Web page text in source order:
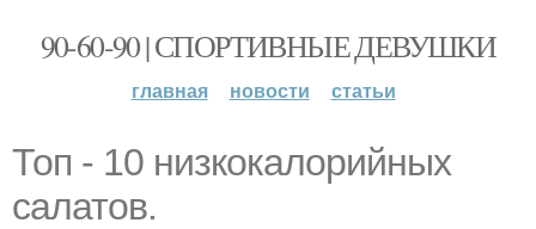
90-60-90 | СПОРТИВНЫЕ ДЕВУШКИ
главная новости статьи
Топ - 10 низкокалорийных
салатов.